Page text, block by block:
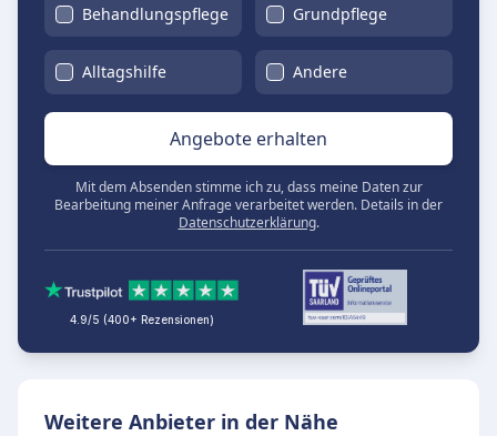
Behandlungspflege
Grundpflege
Alltagshilfe Andere
Angebote erhalten
Mit dem Absenden stimme ich zu, dass meine Daten zur
Bearbeitung meiner Anfrage verarbeitet werden. Details in der
Datenschutzerklärung.
4.9/5 (400+ Rezensionen)
Weitere Anbieter in der Nähe